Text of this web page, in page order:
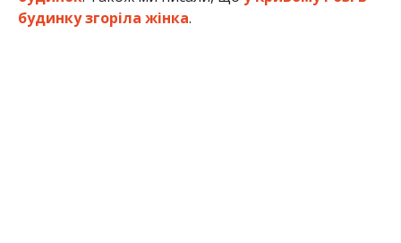
будинку згоріла жінка.